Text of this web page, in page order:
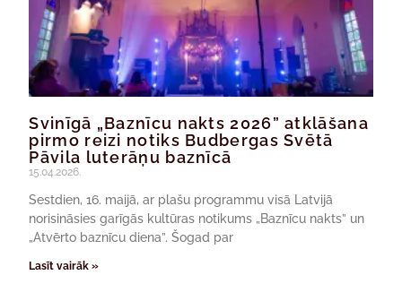
Svinīgā „Baznīcu nakts 2026” atklāšana
pirmo reizi notiks Budbergas Svētā
Pāvila luterāņu baznīcā
15.04.2026.
Sestdien, 16. maijā, ar plašu programmu visā Latvijā
norisināsies garīgās kultūras notikums „Baznīcu nakts” un
„Atvērto baznīcu diena”. Šogad par
Lasīt vairāk »